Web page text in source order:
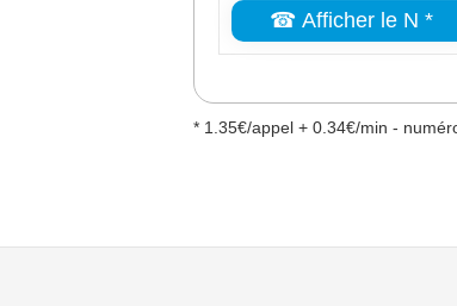
☎ Afficher le N *
* 1.35€/appel + 0.34€/min -